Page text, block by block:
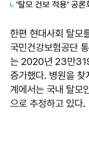
한편 현대사회 탈모
국민건강보험공단
는 2020년 23만
증가했다. 병원을
계에서는 국내 탈모
으로 추정하고 있다.